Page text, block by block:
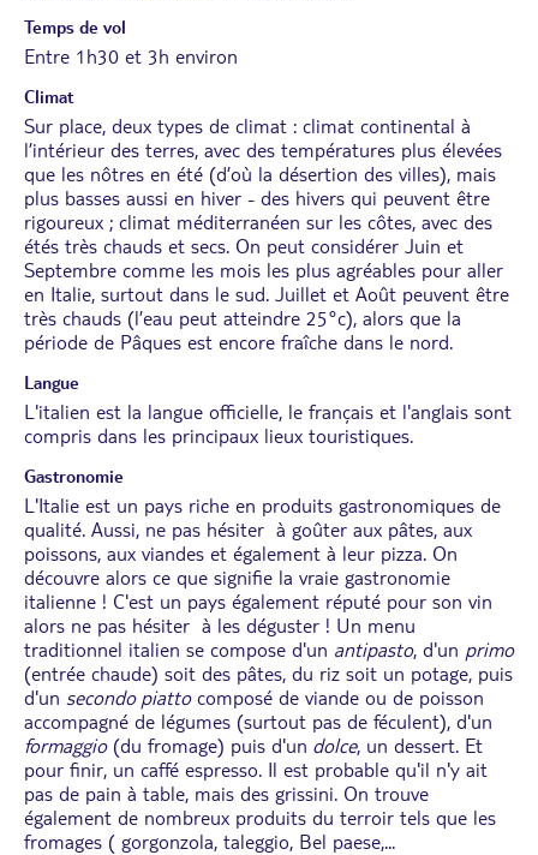
Temps de vol
Entre 1h30 et 3h environ
Climat
Sur place, deux types de climat : climat continental à
l’intérieur des terres, avec des températures plus élevées
que les nôtres en été (d’où la désertion des villes), mais
plus basses aussi en hiver - des hivers qui peuvent être
rigoureux ; climat méditerranéen sur les côtes, avec des
étés très chauds et secs. On peut considérer Juin et
Septembre comme les mois les plus agréables pour aller
en Italie, surtout dans le sud. Juillet et Août peuvent être
très chauds (l’eau peut atteindre 25°c), alors que la
période de Pâques est encore fraîche dans le nord.
Langue
L'italien est la langue officielle, le français et l'anglais sont
compris dans les principaux lieux touristiques.
Gastronomie
L'Italie est un pays riche en produits gastronomiques de
qualité. Aussi, ne pas hésiter à goûter aux pâtes, aux
poissons, aux viandes et également à leur pizza. On
découvre alors ce que signifie la vraie gastronomie
italienne ! C'est un pays également réputé pour son vin
alors ne pas hésiter à les déguster ! Un menu
traditionnel italien se compose d'un antipasto, d'un primo
(entrée chaude) soit des pâtes, du riz soit un potage, puis
d'un secondo piattocomposé de viande ou de poisson
accompagné de légumes (surtout pas de féculent), d'un
formaggio(du fromage) puis d'un dolce, un dessert. Et
pour finir, un caffé espresso. Il est probable qu'il n'y ait
pas de pain à table, mais des grissini. On trouve
également de nombreux produits du terroir tels que les
fromages ( gorgonzola, taleggio, Bel paese,...